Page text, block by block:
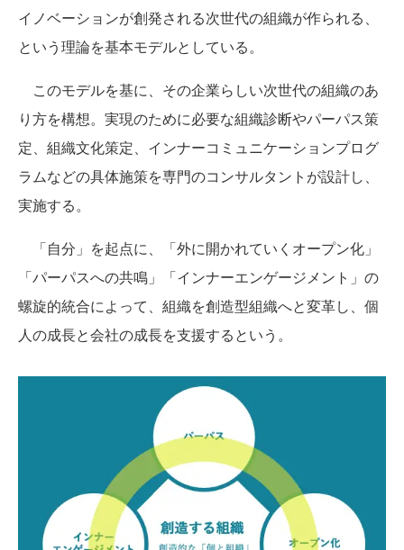
イノベーションが創発される次世代の組織が作られる、
という理論を基本モデルとしている。
このモデルを基に、その企業らしい次世代の組織のあ
り方を構想。実現のために必要な組織診断やパーパス策
定、組織文化策定、インナーコミュニケーションプログ
ラムなどの具体施策を専門のコンサルタントが設計し、
実施する。
「自分」を起点に、「外に開かれていくオープン化」
「パーパスへの共鳴」「インナーエンゲージメント」の
螺旋的統合によって、組織を創造型組織へと変革し、個
人の成長と会社の成長を支援するという。